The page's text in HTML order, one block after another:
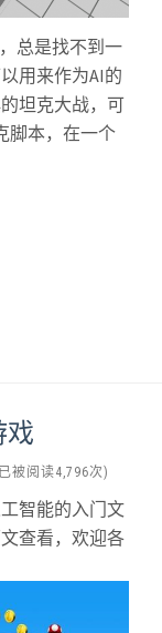
总是找不到一
用来作为AI的
坦克大战，可
脚本，在一个
戏
被阅读4,796次)
智能的入门文
查看，欢迎各